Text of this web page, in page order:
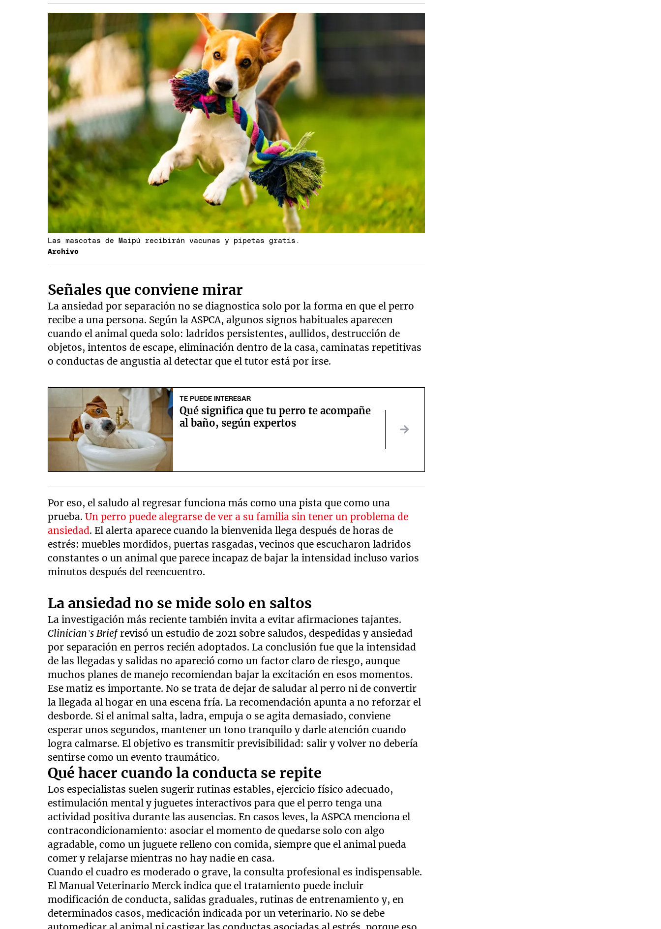
Las mascotas de Maipú recibirán vacunas y pipetas gratis.
Archivo
Señales que conviene mirar
La ansiedad por separación no se diagnostica solo por la forma en que el perro
recibe a una persona. Según la ASPCA, algunos signos habituales aparecen
cuando el animal queda solo: ladridos persistentes, aullidos, destrucción de
objetos, intentos de escape, eliminación dentro de la casa, caminatas repetitivas
o conductas de angustia al detectar que el tutor está por irse.
TE PUEDE INTERESAR
Qué significa que tu perro te acompañe
al baño, según expertos
Por eso, el saludo al regresar funciona más como una pista que como una
prueba.Un perro puede alegrarse de ver a su familia sin tener un problema de
ansiedad. El alerta aparece cuando la bienvenida llega después de horas de
estrés: muebles mordidos, puertas rasgadas, vecinos que escucharon ladridos
constantes o un animal que parece incapaz de bajar la intensidad incluso varios
minutos después del reencuentro.
La ansiedad no se mide solo en saltos
La investigación más reciente también invita a evitar afirmaciones tajantes.
Clinician’s Briefrevisó un estudio de 2021 sobre saludos, despedidas y ansiedad
por separación en perros recién adoptados. La conclusión fue que la intensidad
de las llegadas y salidas no apareció como un factor claro de riesgo, aunque
muchos planes de manejo recomiendan bajar la excitación en esos momentos.
Ese matiz es importante. No se trata de dejar de saludar al perro ni de convertir
la llegada al hogar en una escena fría. La recomendación apunta a no reforzar el
desborde. Si el animal salta, ladra, empuja o se agita demasiado, conviene
esperar unos segundos, mantener un tono tranquilo y darle atención cuando
logra calmarse. El objetivo es transmitir previsibilidad: salir y volver no debería
sentirse como un evento traumático.
Qué hacer cuando la conducta se repite
Los especialistas suelen sugerir rutinas estables, ejercicio físico adecuado,
estimulación mental y juguetes interactivos para que el perro tenga una
actividad positiva durante las ausencias. En casos leves, la ASPCA menciona el
contracondicionamiento: asociar el momento de quedarse solo con algo
agradable, como un juguete relleno con comida, siempre que el animal pueda
comer y relajarse mientras no hay nadie en casa.
Cuando el cuadro es moderado o grave, la consulta profesional es indispensable.
El Manual Veterinario Merck indica que el tratamiento puede incluir
modificación de conducta, salidas graduales, rutinas de entrenamiento y, en
determinados casos, medicación indicada por un veterinario. No se debe